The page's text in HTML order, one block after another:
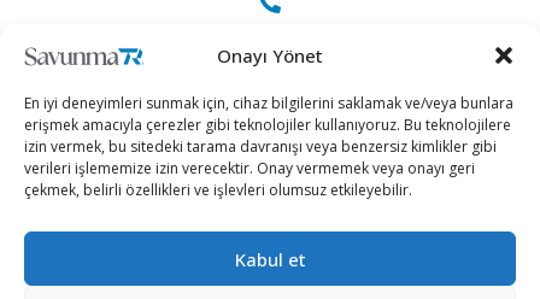
Onayı Yönet
En iyi deneyimleri sunmak için, cihaz bilgilerini saklamak ve/veya bunlara
erişmek amacıyla çerezler gibi teknolojiler kullanıyoruz. Bu teknolojilere
izin vermek, bu sitedeki tarama davranışı veya benzersiz kimlikler gibi
verileri işlememize izin verecektir. Onay vermemek veya onayı geri
çekmek, belirli özellikleri ve işlevleri olumsuz etkileyebilir.
Kabul et
+90 530 308 17 96
iletisim@savunmatr.com
2026 © Savunma TR. Tüm Hakları Saklıdır.